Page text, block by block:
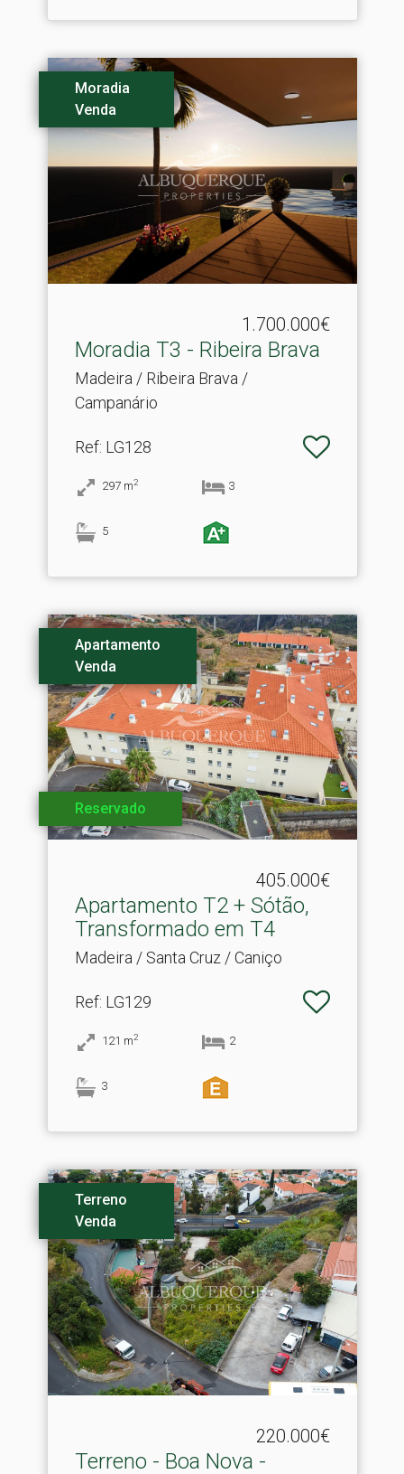
Moradia
Venda
1.700.000€
Moradia T3 - Ribeira Brava
Madeira / Ribeira Brava /
Campanário
Ref: LG128
297 m2 3
5
Apartamento
Venda
Reservado
405.000€
Apartamento T2 + Sótão,
Transformado em T4
Madeira / Santa Cruz / Caniço
Ref: LG129
121 m2 2
3
Terreno
Venda
220.000€
Terreno - Boa Nova -